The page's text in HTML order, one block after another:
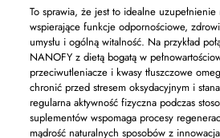
To sprawia, że ​​jest to idealne
wspierające funkcje odpornościowe,
umysłu i ogólną witalność. Na przykład
NANOFY z dietą bogatą w
przeciwutleniacze i kwasy tłuszczowe
chronić przed stresem oksydacyjnym i
regularna aktywność fizyczna podczas
suplementów wspomaga procesy
mądrość naturalnych sposobów z